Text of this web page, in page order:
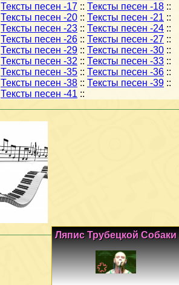
Тексты песен -17 :: Тексты песен -18 ::
Тексты песен -20 :: Тексты песен -21 ::
Тексты песен -23 :: Тексты песен -24 ::
Тексты песен -26 :: Тексты песен -27 ::
Тексты песен -29 :: Тексты песен -30 ::
Тексты песен -32 :: Тексты песен -33 ::
Тексты песен -35 :: Тексты песен -36 ::
Тексты песен -38 :: Тексты песен -39 ::
Тексты песен -41 ::
Ляпис Трубецкой Собаки